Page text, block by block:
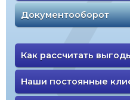
Документооборот
Как рассчитать
Наши постоянные